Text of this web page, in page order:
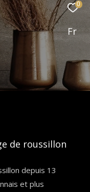
0
Fr
de roussillon
depuis 13
et plus